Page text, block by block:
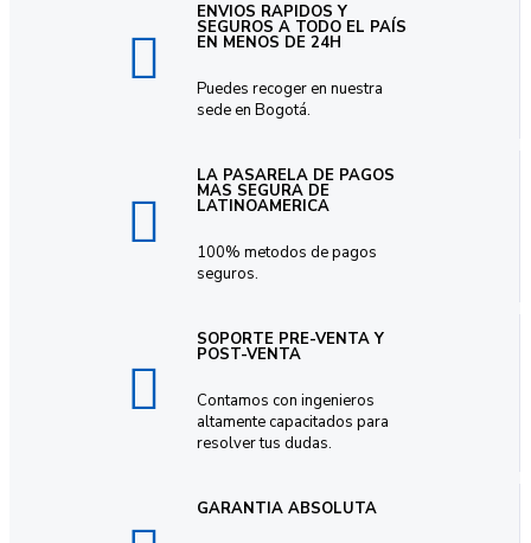
ENVIOS RAPIDOS Y
SEGUROS A TODO EL PAÍS
EN MENOS DE 24H
Puedes recoger en nuestra
sede en Bogotá.
LA PASARELA DE PAGOS
MAS SEGURA DE
LATINOAMERICA
100% metodos de pagos
seguros.
SOPORTE PRE-VENTA Y
POST-VENTA
Contamos con ingenieros
altamente capacitados para
resolver tus dudas.
GARANTIA ABSOLUTA